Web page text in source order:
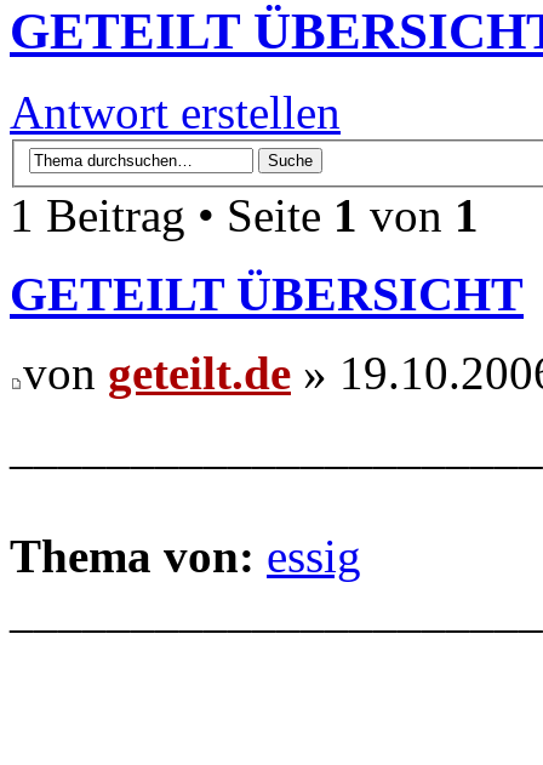
GETEILT
Antwort erstellen
1 Beitrag • Seite 1 von 1
GETEILT ÜBERSICHT
von geteilt.de »
Thema von: essig